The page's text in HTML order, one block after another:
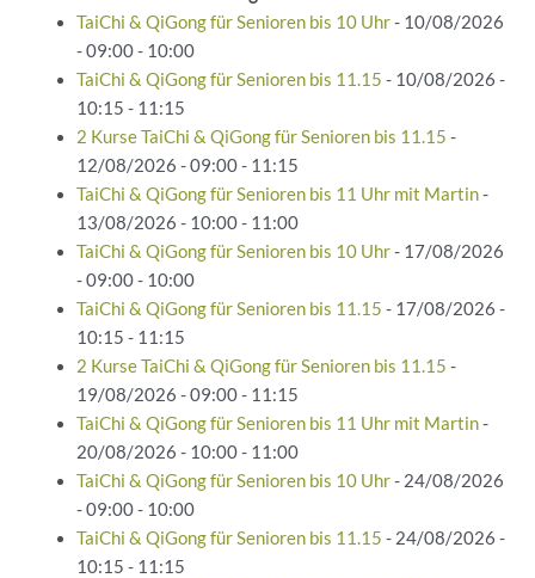
TaiChi & QiGong für Senioren bis 10 Uhr- 10/08/2026
- 09:00 - 10:00
TaiChi & QiGong für Senioren bis 11.15 - 10/08/2026 -
10:15 - 11:15
2 Kurse TaiChi & QiGong für Senioren bis 11.15 -
12/08/2026 - 09:00 - 11:15
TaiChi & QiGong für Senioren bis 11 Uhr mit Martin-
13/08/2026 - 10:00 - 11:00
TaiChi & QiGong für Senioren bis 10 Uhr- 17/08/2026
- 09:00 - 10:00
TaiChi & QiGong für Senioren bis 11.15 - 17/08/2026 -
10:15 - 11:15
2 Kurse TaiChi & QiGong für Senioren bis 11.15 -
19/08/2026 - 09:00 - 11:15
TaiChi & QiGong für Senioren bis 11 Uhr mit Martin-
20/08/2026 - 10:00 - 11:00
TaiChi & QiGong für Senioren bis 10 Uhr- 24/08/2026
- 09:00 - 10:00
TaiChi & QiGong für Senioren bis 11.15 - 24/08/2026 -
10:15 - 11:15